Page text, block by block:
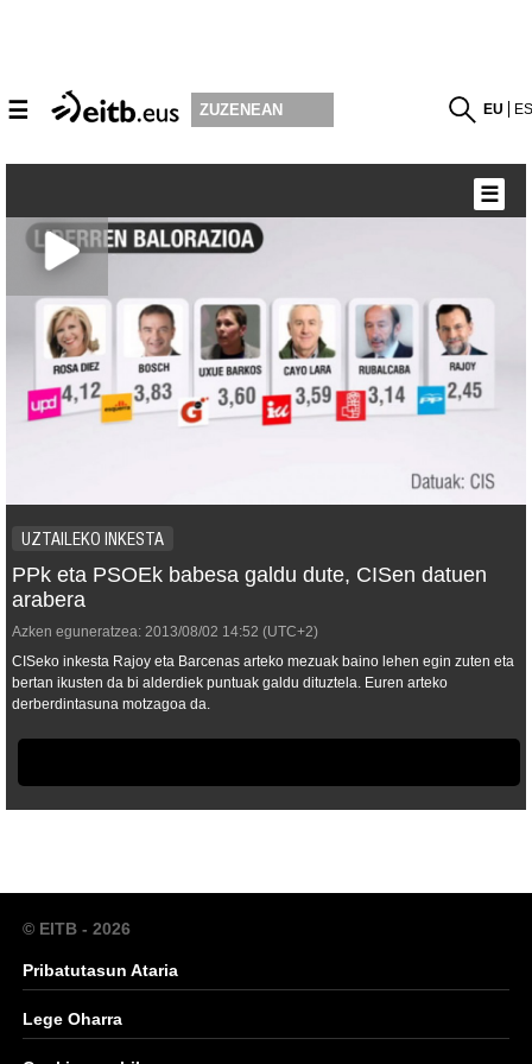
☰ ZUZENEAN EU
UZTAILEKO INKESTA
PPk eta PSOEk babesa galdu dute, CISen datuen
arabera
Azken eguneratzea: 2013/08/02 14:52 (UTC+2)
CISeko inkesta Rajoy eta Barcenas arteko mezuak baino lehen egin zuten eta
bertan ikusten da bi alderdiek puntuak galdu dituztela. Euren arteko
derberdintasuna motzagoa da.
☰
© EITB - 2026
Pribatutasun Ataria
Lege Oharra